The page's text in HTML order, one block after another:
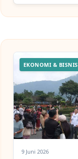
EKONOMI & BISNIS
9 Juni 2026